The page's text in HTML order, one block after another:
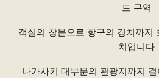
드 구역
객실의 창문으로 항구의 경치까지
치입니다
나가사키 대부분의 관광지까지